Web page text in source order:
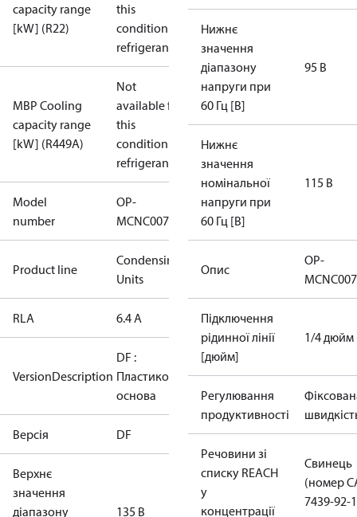
capacity range
[kW] (R22)
this
condition /
refrigerant
MBP Cooling
capacity range
[kW] (R449A)
Not
available for
this
condition /
refrigerant
Model
number
OP-
MCNC0075RDF600B
Product line
Condensing
Units
RLA 6.4 A
VersionDescription
DF :
Пластикова
основа
Версія DF
Верхнє
значення
діапазону
135 В
Нижнє
значення
діапазону
напруги при
60 Гц [В]
95 В
Нижнє
значення
номінальної
напруги при
60 Гц [В]
115 В
Опис
OP-
Підключення
рідинної лінії
[дюйм]
1/4 дюйм
Регулювання
продуктивності
Речовини зі
списку REACH
у
концентрації
Свинець
(номер
7439-92-